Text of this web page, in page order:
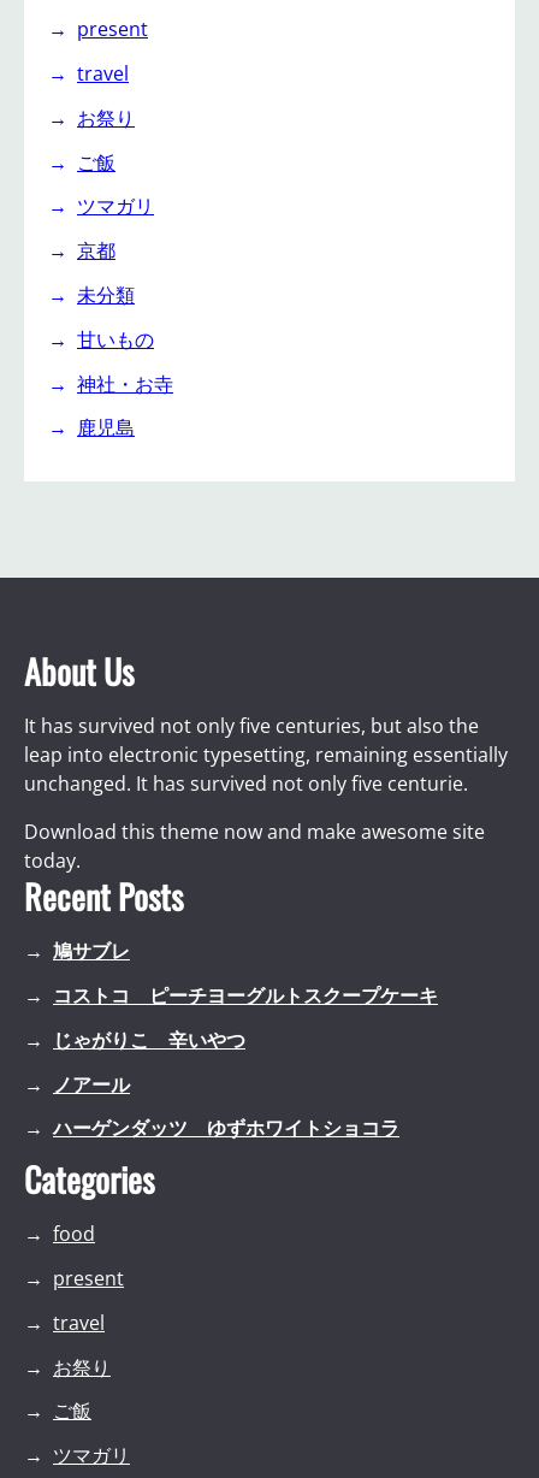
present
travel
お祭り
ご飯
ツマガリ
京都
未分類
甘いもの
神社・お寺
鹿児島
About Us
It has survived not only five centuries, but also the
leap into electronic typesetting, remaining essentially
unchanged. It has survived not only five centurie.
Download this theme now and make awesome site
today.
Recent Posts
鳩サブレ
コストコ ピーチヨーグルトスクープケーキ
じゃがりこ 辛いやつ
ノアール
ハーゲンダッツ ゆずホワイトショコラ
Categories
food
present
travel
お祭り
ご飯
ツマガリ